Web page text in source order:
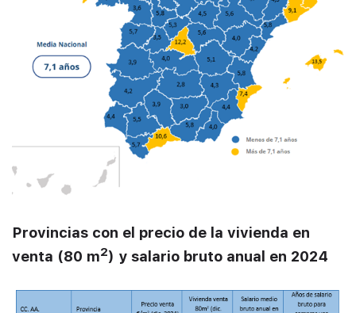
Provincias con el precio de la vivienda en
venta (80 m2) y salario bruto anual en 2024